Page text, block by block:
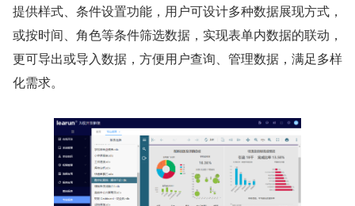
提供样式、条件设置功能，用户可设计多种数据展现方式，
或按时间、角色等条件筛选数据，实现表单内数据的联动，
更可导出或导入数据，方便用户查询、管理数据，满足多样
化需求。